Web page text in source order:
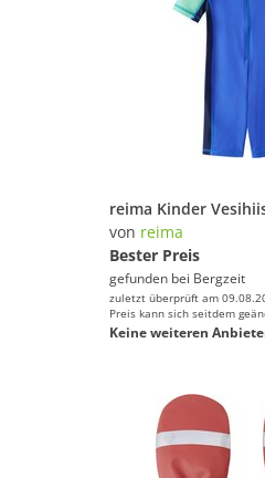
von reima
Bester Preis
gefunden bei Bergzeit
zuletzt überprüft am
Preis kann sich seitdem
Keine weiteren